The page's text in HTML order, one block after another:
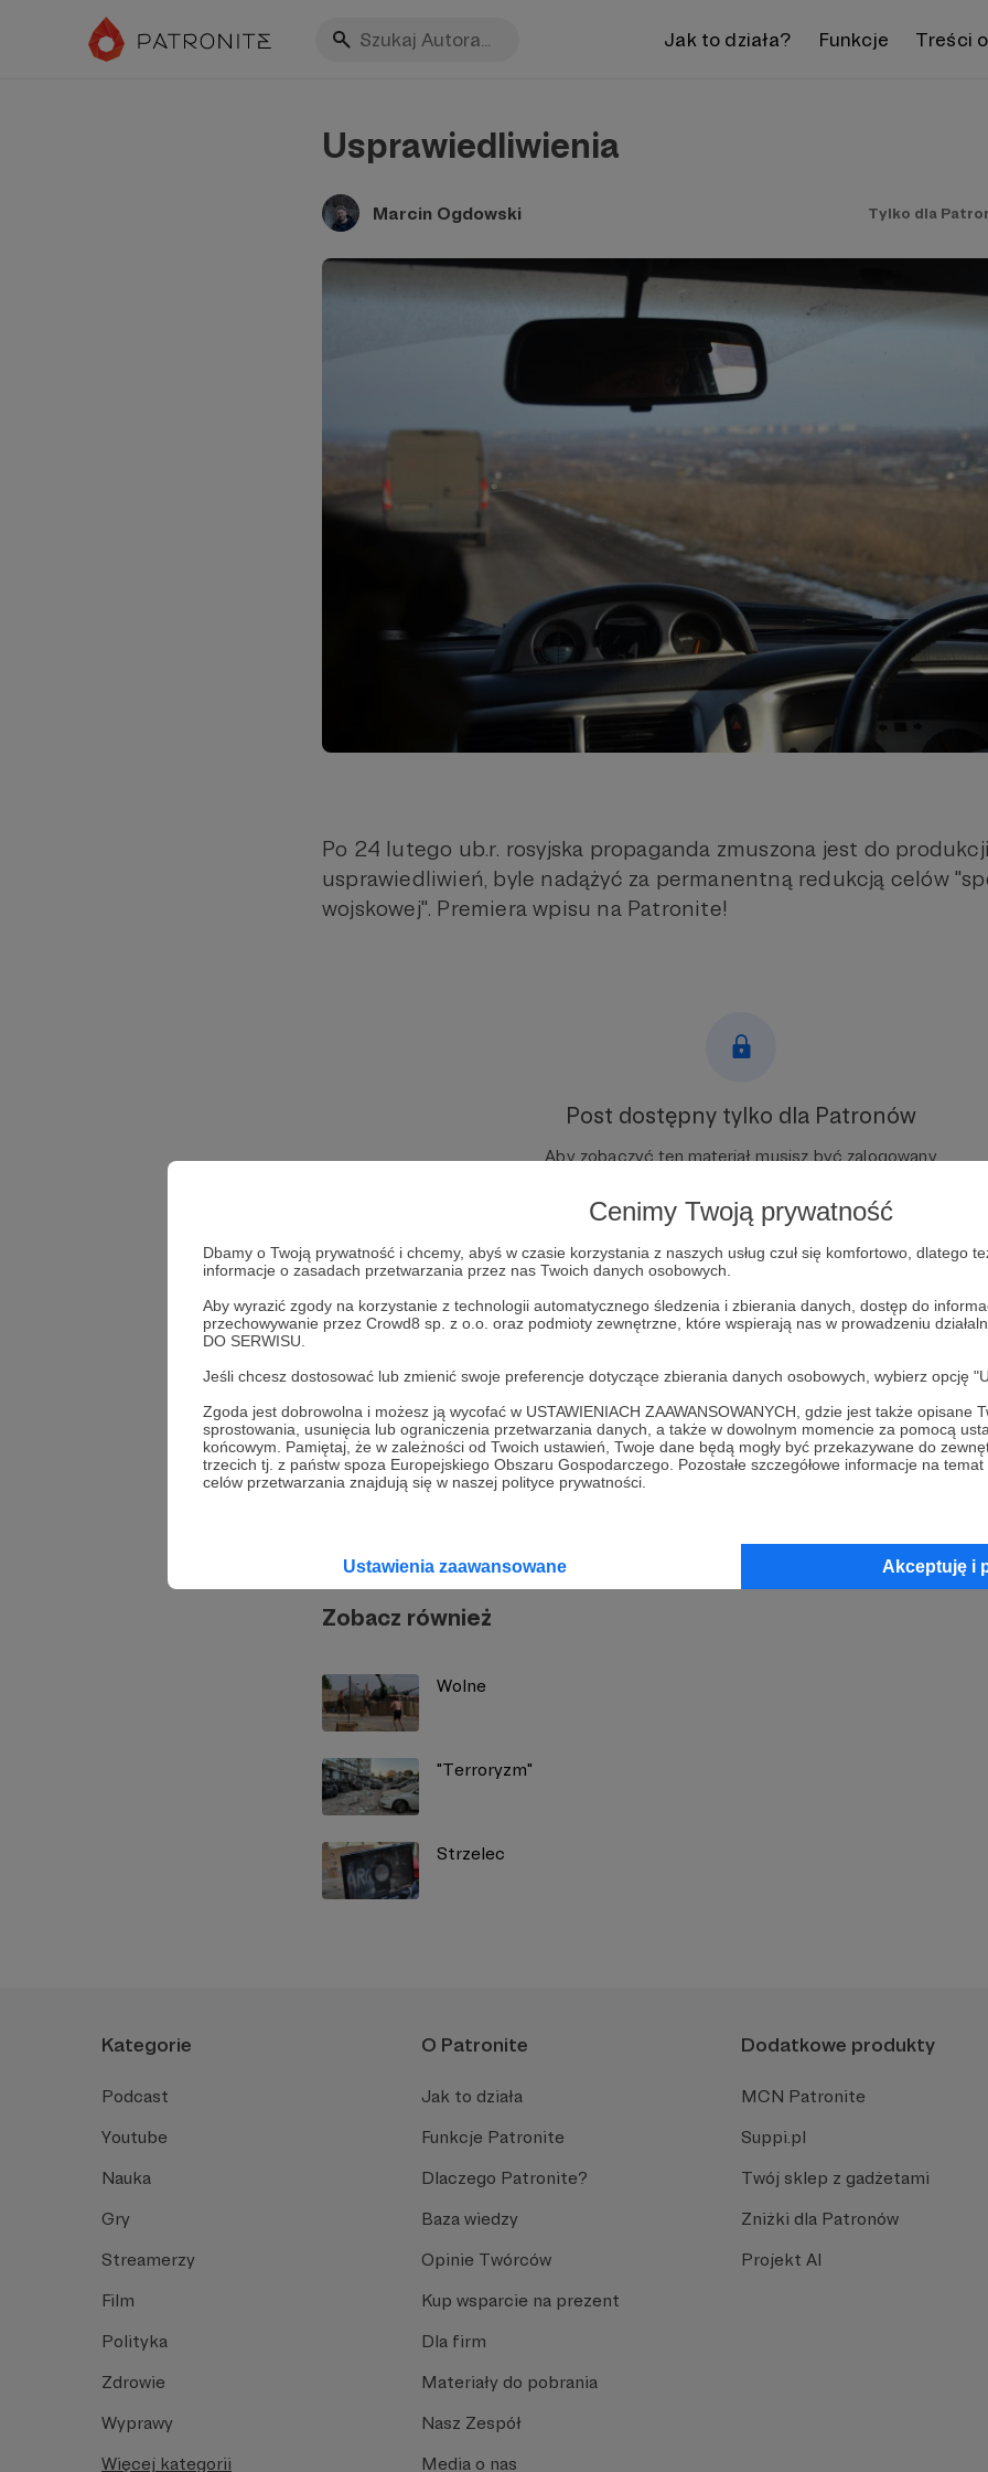
Cenimy Twoją prywatność
Dbamy o Twoją prywatność i chcemy, abyś w czasie korzystania z naszych usług czuł się komfortowo, dlatego
informacje o zasadach przetwarzania przez nas Twoich danych osobowych.
Aby wyrazić zgody na korzystanie z technologii automatycznego śledzenia i zbierania danych, dostęp do
przechowywanie przez Crowd8 sp. z o.o. oraz podmioty zewnętrzne, które wspierają nas w prowadzeniu
DO SERWISU.
Jeśli chcesz dostosować lub zmienić swoje preferencje dotyczące zbierania danych osobowych, wybierz opcję
Zgoda jest dobrowolna i możesz ją wycofać w USTAWIENIACH ZAAWANSOWANYCH, gdzie jest także opisane
sprostowania, usunięcia lub ograniczenia przetwarzania danych, a także w dowolnym momencie za pomocą
końcowym. Pamiętaj, że w zależności od Twoich ustawień, Twoje dane będą mogły być przekazywane do
trzecich tj. z państw spoza Europejskiego Obszaru Gospodarczego. Pozostałe szczegółowe informacje na
celów przetwarzania znajdują się w naszej polityce prywatności.
Ustawienia zaawansowane Akceptuję i
Jak to działa? Funkcje Treści
Usprawiedliwienia
Marcin Ogdowski Tylko dla
Po 24 lutego ub.r. rosyjska propaganda zmuszona jest do
usprawiedliwień, byle nadążyć za permanentną redukcją celów
wojskowej". Premiera wpisu na Patronite!
Post dostępny tylko dla Patronów
Aby zobaczyć ten materiał musisz być zalogowany
Zostań Patronem
Zaloguj się
Udostępnij
Zobacz również
Wolne
"Terroryzm"
Strzelec
Kategorie
Podcast
Youtube
Nauka
Gry
Streamerzy
Film
Polityka
Zdrowie
Wyprawy
Więcej kategorii
O Patronite
Jak to działa
Funkcje Patronite
Dlaczego Patronite?
Baza wiedzy
Opinie Twórców
Kup wsparcie na prezent
Dla firm
Materiały do pobrania
Nasz Zespół
Media o nas
Dodatkowe produkty
MCN Patronite
Suppi.pl
Twój sklep z gadżetami
Zniżki dla Patronów
Projekt AI